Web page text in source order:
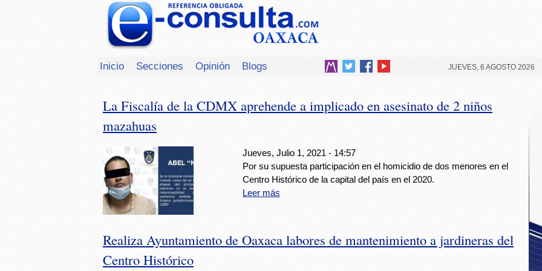
Inicio Secciones Opinión Blogs JUEVES, 6 AGOSTO 2026
La Fiscalía de la CDMX aprehende a implicado en asesinato de 2 niños
mazahuas
Jueves, Julio 1, 2021 - 14:57
Por su supuesta participación en el homicidio de dos menores en el
Centro Histórico de la capital del país en el 2020.
Leer más
Realiza Ayuntamiento de Oaxaca labores de mantenimiento a jardineras del
Centro Histórico